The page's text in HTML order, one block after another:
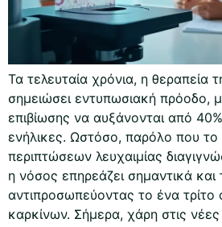
Τα τελευταία χρόνια, η θεραπεία
σημειώσει εντυπωσιακή πρόοδο,
επιβίωσης να αυξάνονται από
ενήλικες. Ωστόσο, παρόλο που
περιπτώσεων λευχαιμίας
η νόσος επηρεάζει σημαντικά και
αντιπροσωπεύοντας το ένα
καρκίνων. Σήμερα, χάρη στις